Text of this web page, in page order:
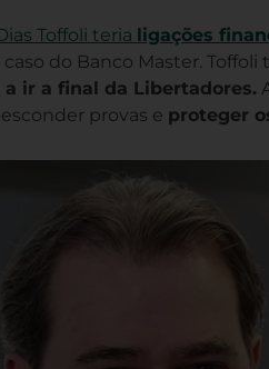
Toffoli teria ligações
do Banco Master.
ir a final da Libertadores.
provas e proteger